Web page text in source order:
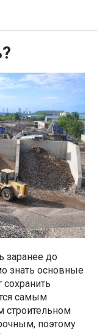
заранее до
знать основные
самым
строительном
поэтому